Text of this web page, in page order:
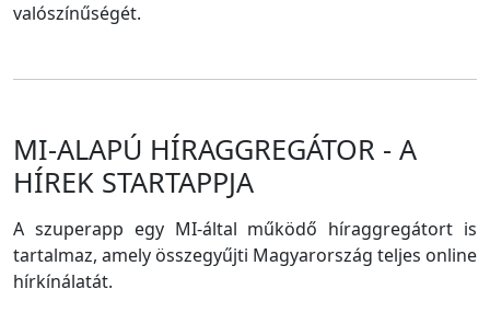
valószínűségét.
MI-ALAPÚ HÍRAGGREGÁTOR - A
HÍREK STARTAPPJA
A szuperapp egy MI-által működő híraggregátort is
tartalmaz, amely összegyűjti Magyarország teljes online
hírkínálatát.